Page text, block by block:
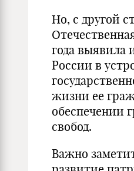
Но, с другой
года выявила
России в
жизни ее
обеспечении
свобод.
Важно